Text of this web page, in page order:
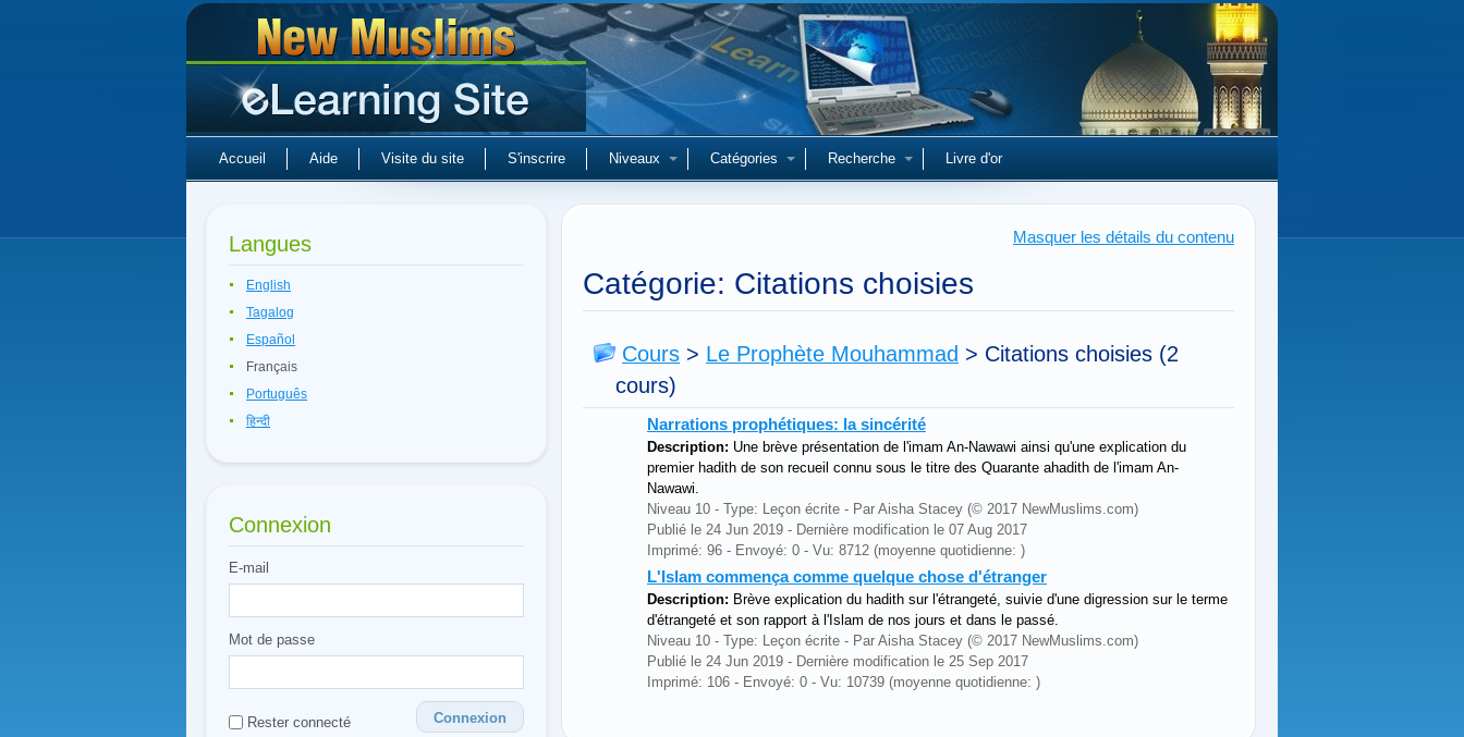
Accueil Aide Visite du site S'inscrire Niveaux Catégories Recherche Livre d'or
Langues
English
Tagalog
Español
Français
Português
हिन्दी
Connexion
E-mail
Mot de passe
Rester connecté
Connexion
Masquer les détails du contenu
Catégorie: Citations choisies
Cours > Le Prophète Mouhammad > Citations choisies (2
cours)
Narrations prophétiques: la sincérité
Description: Une brève présentation de l'imam An-Nawawi ainsi qu'une explication du
premier hadith de son recueil connu sous le titre des Quarante ahadith de l'imam An-
Nawawi.
Niveau 10 - Type: Leçon écrite - Par Aisha Stacey (© 2017 NewMuslims.com)
Publié le 24 Jun 2019 - Dernière modification le 07 Aug 2017
Imprimé: 96 - Envoyé: 0 - Vu: 8712 (moyenne quotidienne: )
L'Islam commença comme quelque chose d'étranger
Description: Brève explication du hadith sur l'étrangeté, suivie d'une digression sur le terme
d'étrangeté et son rapport à l'Islam de nos jours et dans le passé.
Niveau 10 - Type: Leçon écrite - Par Aisha Stacey (© 2017 NewMuslims.com)
Publié le 24 Jun 2019 - Dernière modification le 25 Sep 2017
Imprimé: 106 - Envoyé: 0 - Vu: 10739 (moyenne quotidienne: )